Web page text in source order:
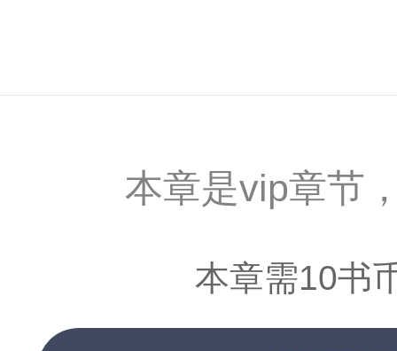
本章是vip章节
本章需10书